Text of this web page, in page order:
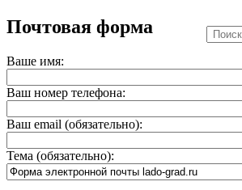
Почтовая форма
Ваше имя:
Ваш номер телефона:
Ваш email (обязательно):
Тема (обязательно):